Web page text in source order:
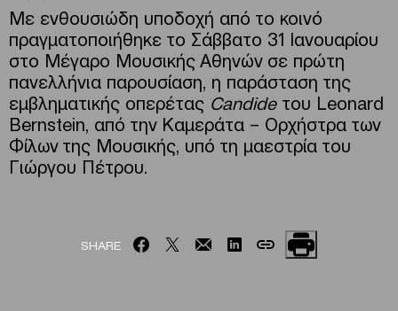
Με ενθουσιώδη υποδοχή από το κοινό
πραγματοποιήθηκε το Σάββατο 31 Ιανουαρίου
στο Μέγαρο Μουσικής Αθηνών σε πρώτη
πανελλήνια παρουσίαση, η παράσταση της
εμβληματικής οπερέτας Candideτου Leonard
Bernstein, από την Καμεράτα – Ορχήστρα των
Φίλων της Μουσικής, υπό τη μαεστρία του
Γιώργου Πέτρου.
SHARE